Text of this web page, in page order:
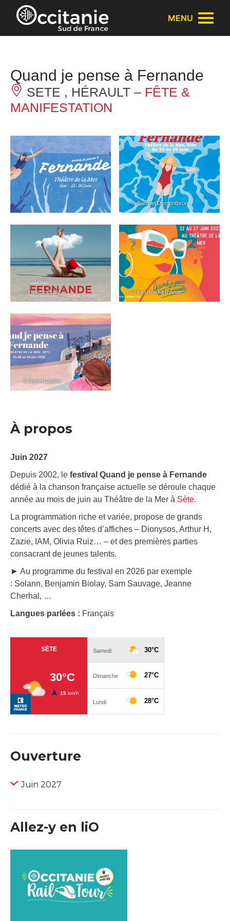
Panneau de gestion des cookies
MENU
Quand je pense à Fernande
SETE , HÉRAULT – FÊTE &
MANIFESTATION
– © Samuel Demontbron
– © Helene Builly – © Festival Fernande
– © Hyperbaudet
À propos
Juin 2027
Depuis 2002, le festival Quand je pense à Fernande
dédié à la chanson française actuelle se déroule chaque
année au mois de juin au Théâtre de la Mer à Sète.
La programmation riche et variée, propose de grands
concerts avec des têtes d’affiches – Dionysos, Arthur H,
Zazie, IAM, Olivia Ruiz… – et des premières parties
consacrant de jeunes talents.
► Au programme du festival en 2026 par exemple
: Solann, Benjamin Biolay, Sam Sauvage, Jeanne
Cherhal, …
Langues parlées : Français
Ouverture
Juin 2027
Allez-y en liO